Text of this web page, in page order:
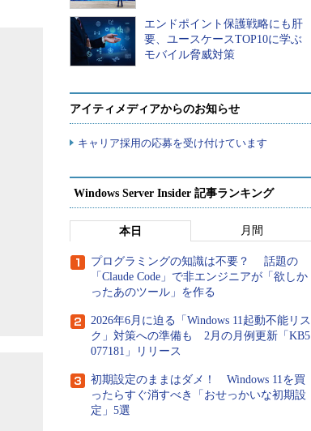
エンドポイント保護戦略にも肝
要、ユースケースTOP10に学ぶ
モバイル脅威対策
アイティメディアからのお知らせ
キャリア採用の応募を受け付けています
Windows Server Insider 記事ランキング
本日 月間
プログラミングの知識は不要？ 話題の
「Claude Code」で非エンジニアが「欲しか
ったあのツール」を作る
2026年6月に迫る「Windows 11起動不能リス
ク」対策への準備も 2月の月例更新「KB5
077181」リリース
初期設定のままはダメ！ Windows 11を買
ったらすぐ消すべき「おせっかいな初期設
定」5選